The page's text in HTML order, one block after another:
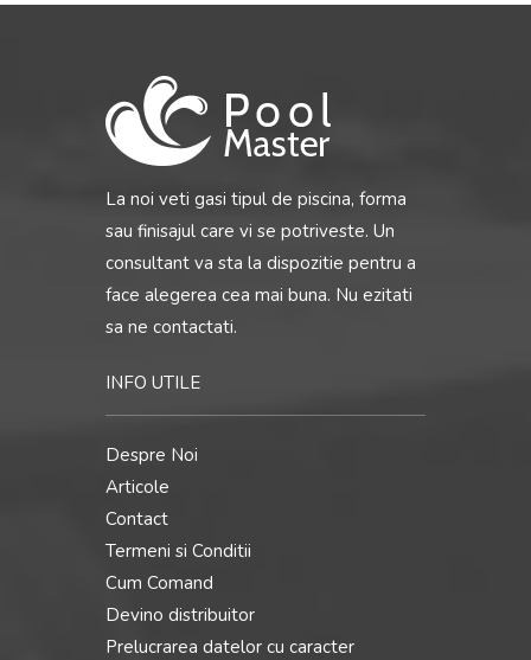
La noi veti gasi tipul de piscina, forma
sau finisajul care vi se potriveste. Un
consultant va sta la dispozitie pentru a
face alegerea cea mai buna. Nu ezitati
sa ne contactati.
INFO UTILE
Despre Noi
Articole
Contact
Termeni si Conditii
Cum Comand
Devino distribuitor
Prelucrarea datelor cu caracter